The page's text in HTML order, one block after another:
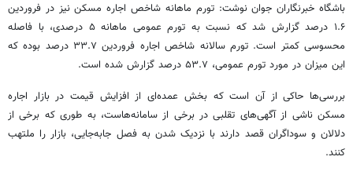
باشگاه خبرنگاران جوان نوشت: تورم ماهانه شاخص اجاره مسکن نیز در فروردین
۱.۶ درصد گزارش شد که نسبت به تورم عمومی ماهانه ۵ درصدی، با فاصله
محسوسی کمتر است. تورم سالانه شاخص اجاره فروردین ۳۳.۷ درصد بوده که
این میزان در مورد تورم عمومی، ۵۳.۷ درصد گزارش شده است.
بررسی‌ها حاکی از آن است که بخش عمده‌ای از افزایش قیمت در بازار اجاره
مسکن ناشی از آگهی‌های تقلبی در برخی از سامانه‌هاست، به طوری که برخی از
دلالان و سوداگران قصد دارند با نزدیک شدن به فصل جابه‌جایی، بازار را ملتهب
کنند.